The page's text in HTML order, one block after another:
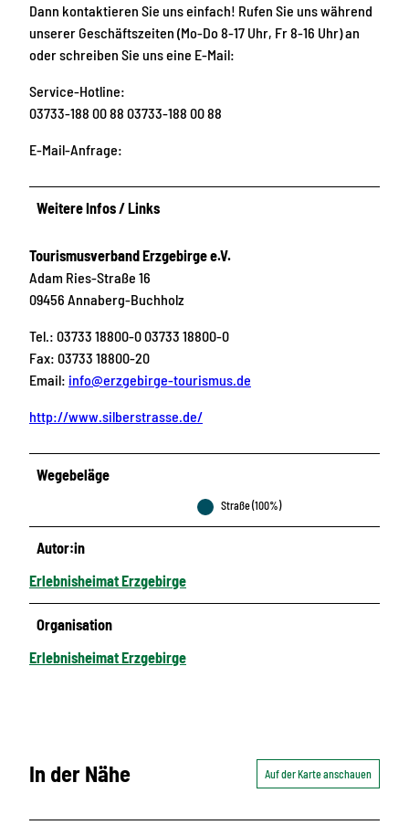
Dann kontaktieren Sie uns einfach! Rufen Sie uns während
unserer Geschäftszeiten (Mo-Do 8-17 Uhr, Fr 8-16 Uhr) an
oder schreiben Sie uns eine E-Mail:
Service-Hotline:
03733-188 00 88 03733-188 00 88
E-Mail-Anfrage:
Weitere Infos / Links
Tourismusverband Erzgebirge e.V.
Adam Ries-Straße 16
09456 Annaberg-Buchholz
Tel.: 03733 18800-0 03733 18800-0
Fax: 03733 18800-20
Email: info@erzgebirge-tourismus.de
http://www.silberstrasse.de/
Wegebeläge
Straße (100%)
Autor:in
Erlebnisheimat Erzgebirge
Organisation
Erlebnisheimat Erzgebirge
In der Nähe Auf der Karte anschauen